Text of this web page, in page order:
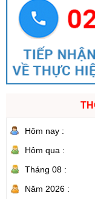
Hôm nay :
Hôm qua :
Tháng 08 :
Năm 2026 :